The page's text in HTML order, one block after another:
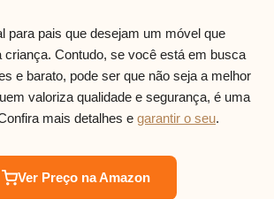
para pais que desejam um móvel que
criança. Contudo, se você está em busca
e barato, pode ser que não seja a melhor
valoriza qualidade e segurança, é uma
mais detalhes e garantir o seu.
Ver Preço na Amazon